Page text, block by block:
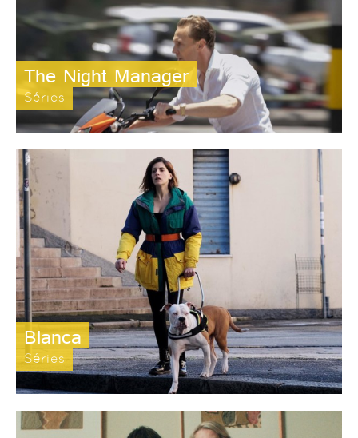
The Night Manager
Séries
Blanca
Séries